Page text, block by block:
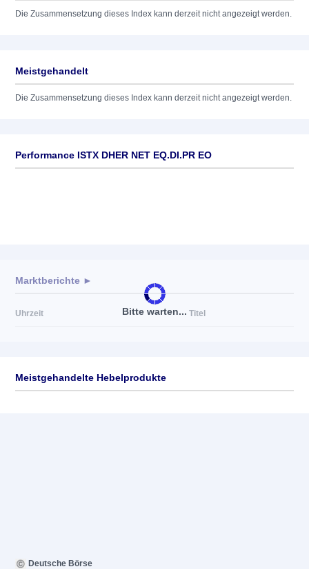
Die Zusammensetzung dieses Index kann derzeit nicht angezeigt werden.
Meistgehandelt
Die Zusammensetzung dieses Index kann derzeit nicht angezeigt werden.
Performance ISTX DHER NET EQ.DI.PR EO
Bitte warten...
Marktberichte ►
Uhrzeit Titel
Meistgehandelte Hebelprodukte
Deutsche Börse